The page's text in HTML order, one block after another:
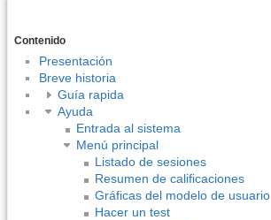
Contenido
Presentación
Breve historia
Guía rapida
Ayuda
Entrada al sistema
Menú principal
Listado de sesiones
Resumen de calificaciones
Gráficas del modelo de usuario
Hacer un test